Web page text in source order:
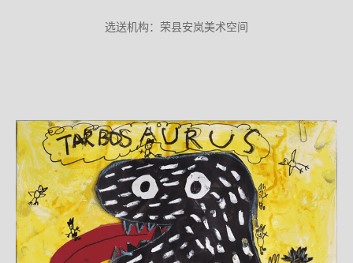
选送机构：荣县安岚美术空间